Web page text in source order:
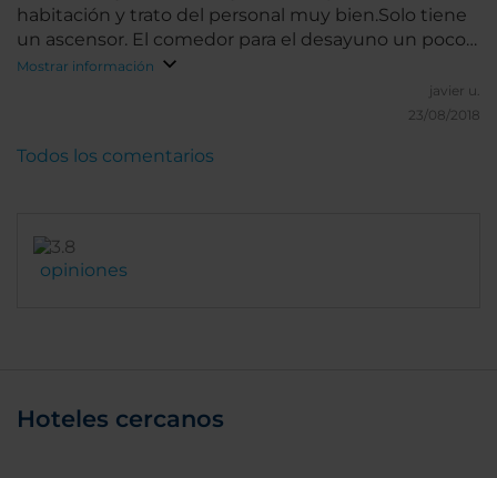
habitación y trato del personal muy bien.Solo tiene
un ascensor. El comedor para el desayuno un poco
justo de espacio.
Mostrar información
javier u.
23/08/2018
opiniones
Todos los comentarios
Hoteles cercanos